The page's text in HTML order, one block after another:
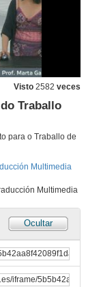
Visto 2582 veces
Traballo
para o Traballo de
Multimedia
Multimedia
Ocultar